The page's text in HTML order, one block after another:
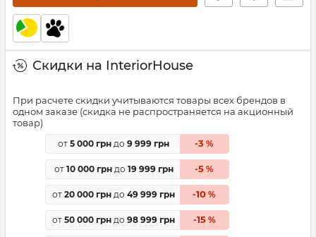
Скидки на InteriorHouse
При расчете скидки учитываются товары всех брендов в
одном заказе (скидка не распространяется на акционный
товар)
от 5 000 грн до 9 999 грн -3 %
от 10 000 грндо 19 999 грн -5 %
от 20 000 грн до 49 999 грн -10 %
от 50 000 грн до 98 999 грн -15%